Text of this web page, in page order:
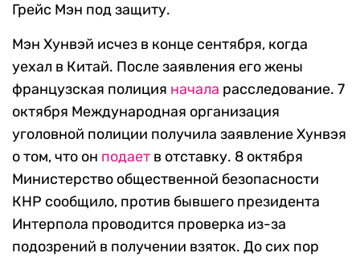
Грейс Мэн под защиту.
Мэн Хунвэй исчез в конце сентября, когда
уехал в Китай. После заявления его жены
французская полиция начала расследование. 7
октября Международная организация
уголовной полиции получила заявление Хунвэя
о том, что он подает в отставку. 8 октября
Министерство общественной безопасности
КНР сообщило, против бывшего президента
Интерпола проводится проверка из-за
подозрений в получении взяток. До сих пор